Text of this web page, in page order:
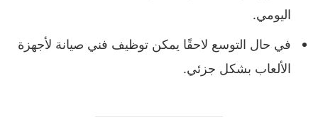
اليومي.
في حال التوسع لاحقًا يمكن توظيف فني صيانة لأجهزة
الألعاب بشكل جزئي.